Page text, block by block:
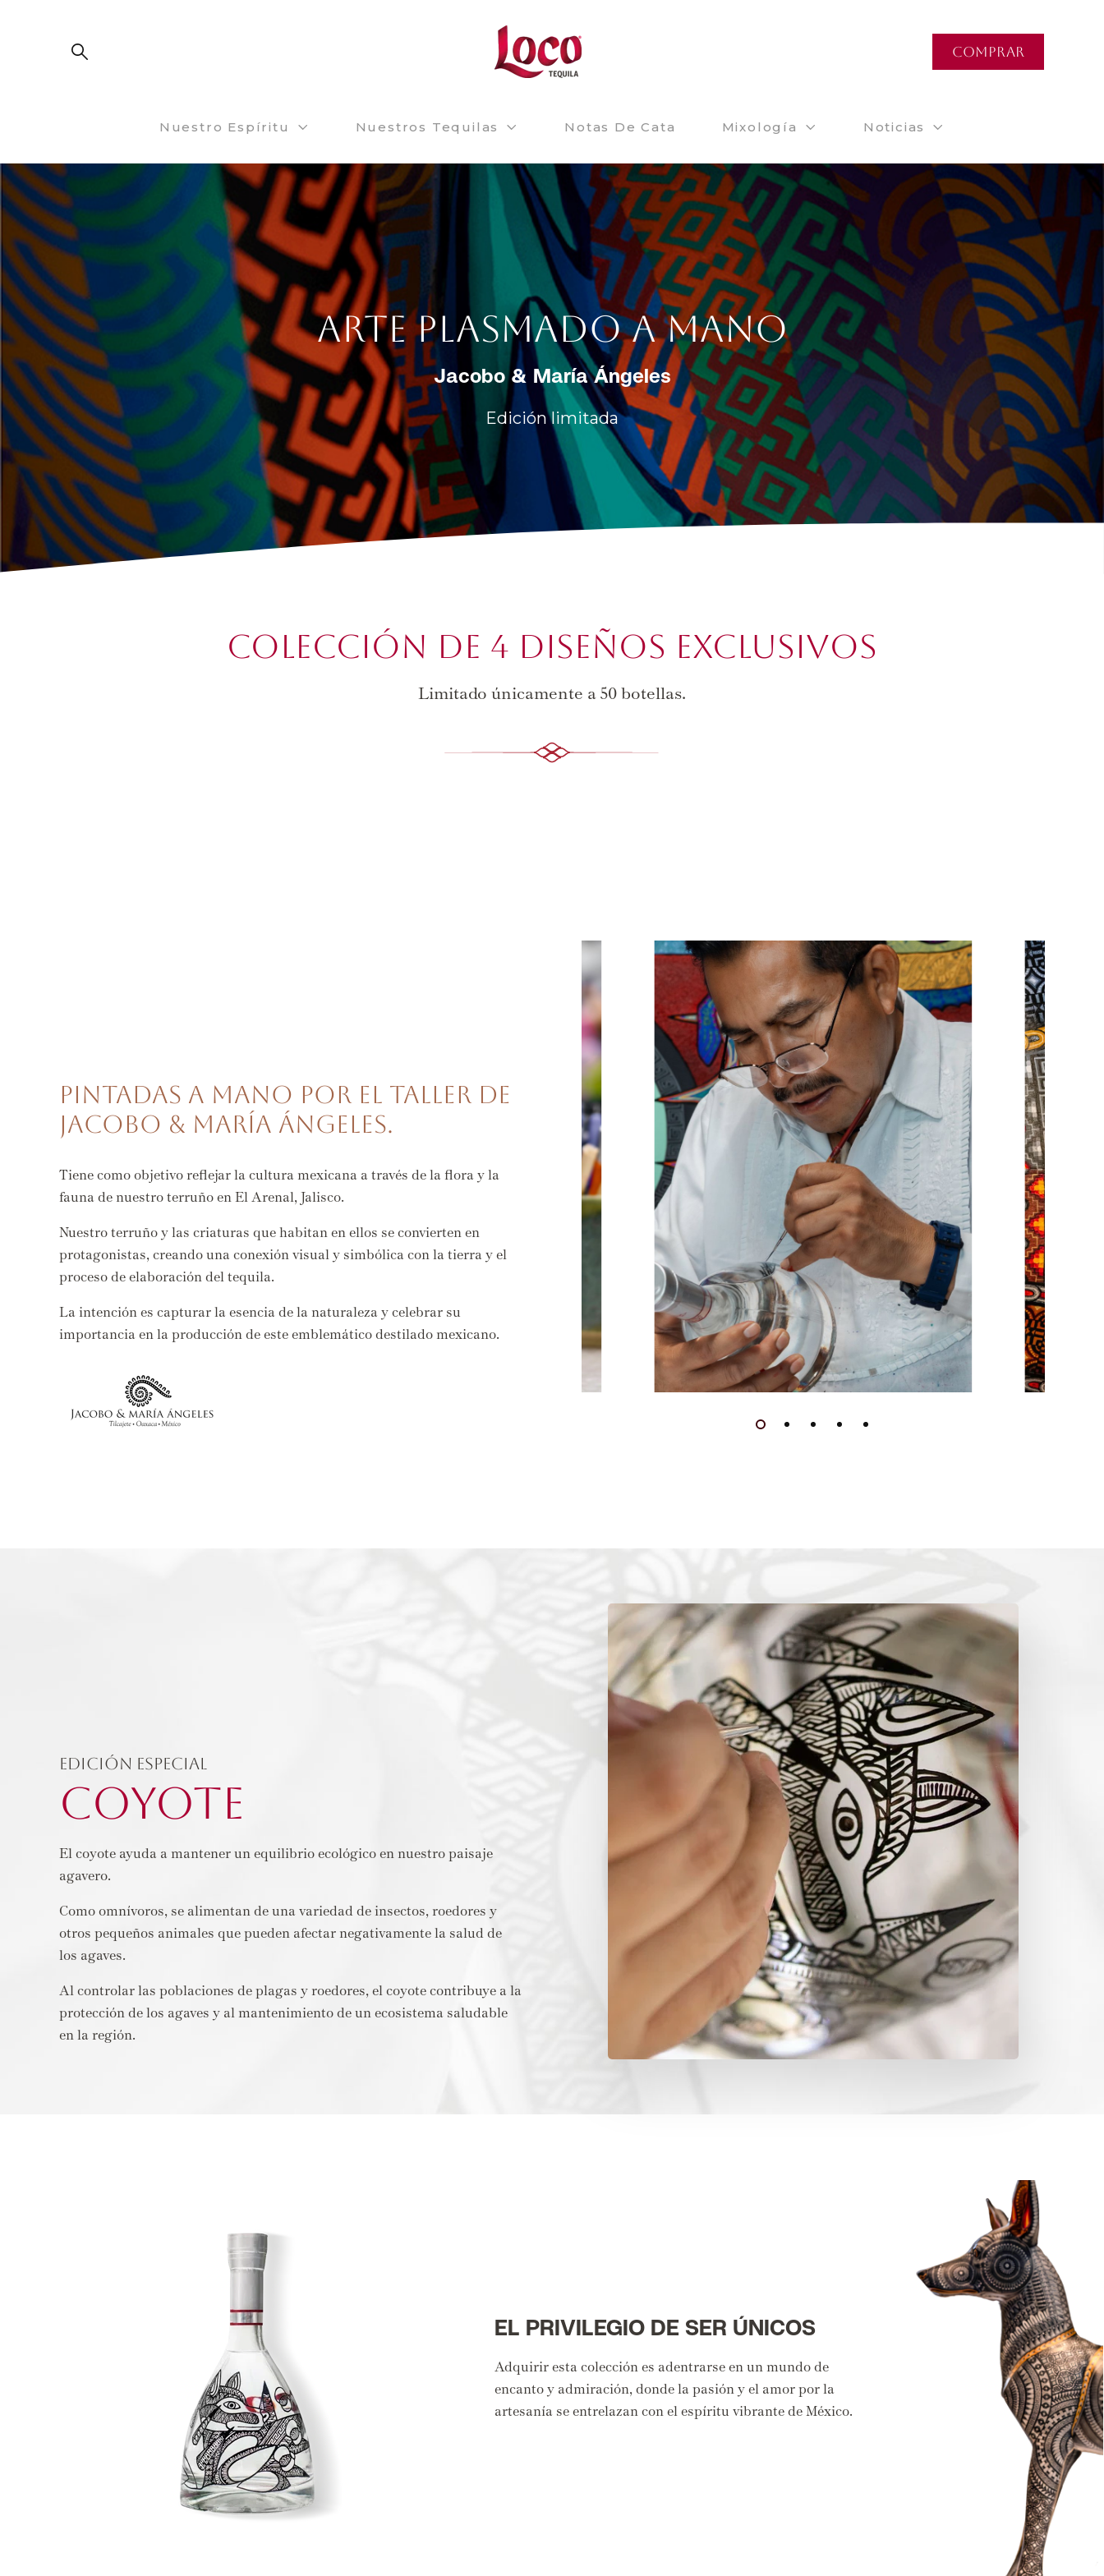
COMPRAR
Nuestro Espíritu Nuestros Tequilas Notas De Cata Mixología Noticias
ARTE PLASMADO A MANO
Jacobo & María Ángeles
Edición limitada
Colección de 4 diseños exclusivos
Limitado únicamente a 50 botellas.
Pintadas a mano por el taller de
Jacobo & María Ángeles.
Tiene como objetivo reflejar la cultura mexicana a través de la flora y la
fauna de nuestro terruño en El Arenal, Jalisco.
Nuestro terruño y las criaturas que habitan en ellos se convierten en
protagonistas, creando una conexión visual y simbólica con la tierra y el
proceso de elaboración del tequila.
La intención es capturar la esencia de la naturaleza y celebrar su
importancia en la producción de este emblemático destilado mexicano.
Edición Especial
COYOTE
El coyote ayuda a mantener un equilibrio ecológico en nuestro paisaje
agavero.
Como omnívoros, se alimentan de una variedad de insectos, roedores y
otros pequeños animales que pueden afectar negativamente la salud de
los agaves.
Al controlar las poblaciones de plagas y roedores, el coyote contribuye a la
protección de los agaves y al mantenimiento de un ecosistema saludable
en la región.
EL PRIVILEGIO DE SER ÚNICOS
Adquirir esta colección es adentrarse en un mundo de
encanto y admiración, donde la pasión y el amor por la
artesanía se entrelazan con el espíritu vibrante de México.